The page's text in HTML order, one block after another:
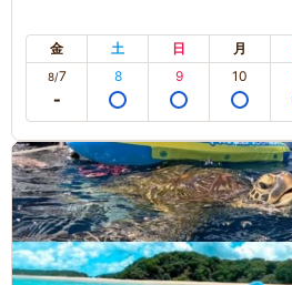
金 土 日 月
8/7 8 9 10